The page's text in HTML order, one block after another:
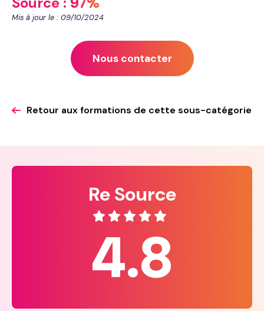
Mis à jour le : 09/10/2024
Nous contacter
Retour aux formations de cette sous-catégorie
Re Source
4.8